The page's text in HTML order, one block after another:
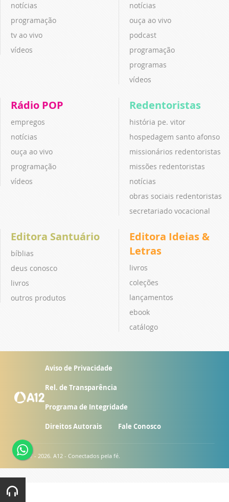
notícias
programação
tv ao vivo
vídeos
notícias
ouça ao vivo
podcast
programação
programas
vídeos
Rádio POP
empregos
notícias
ouça ao vivo
programação
vídeos
Redentoristas
história pe. vitor
hospedagem santo afonso
missionários redentoristas
missões redentoristas
notícias
obras sociais redentoristas
secretariado vocacional
Editora Santuário
bíblias
deus conosco
livros
outros produtos
Editora Ideias &
Letras
livros
coleções
lançamentos
ebook
catálogo
Aviso de Privacidade
Rel. de Transparência
Programa de Integridade
Direitos Autorais Fale Conosco
© 2007 - 2026. A12 - Conectados pela fé.